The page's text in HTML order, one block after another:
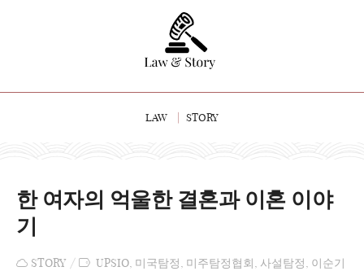
LAW STORY
한 여자의 억울한 결혼과 이혼 이야
기
STORY UPSIO, 미국탐정, 미주탐정협회, 사설탐정, 이순기